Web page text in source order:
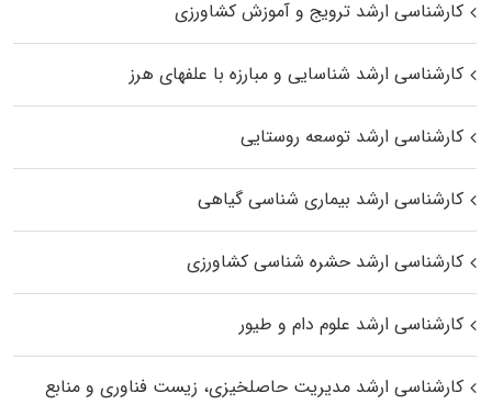
کارشناسی ارشد ترویج و آموزش کشاورزی
کارشناسی ارشد شناسایی و مبارزه با علفهای هرز
کارشناسی ارشد توسعه روستایی
کارشناسی ارشد بیماری‌ شناسی گیاهی
کارشناسی ارشد حشره‌ شناسی کشاورزی
کارشناسی ارشد علوم دام و طیور
کارشناسی ارشد مدیریت حاصلخیزی، زیست فناوری و منابع